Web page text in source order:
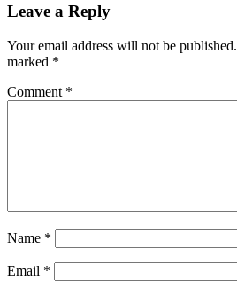
Leave a Reply
Your email address will not be published.
marked *
Comment *
Name *
Email *